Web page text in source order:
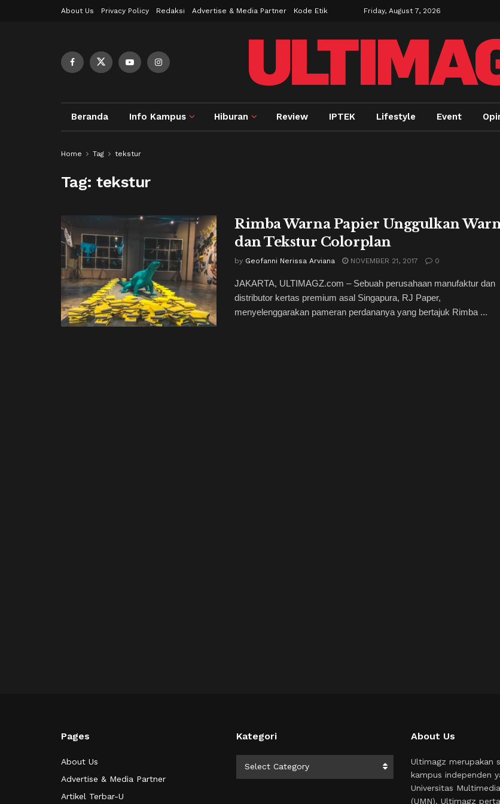
About Us Privacy Policy Redaksi Advertise & Media Partner Kode Etik Friday, August 7, 2026
Beranda Info Kampus Hiburan Review IPTEK Lifestyle Event
Home Tag tekstur
Tag:tekstur
Rimba Warna Papier Unggulkan
dan Tekstur Colorplan
by Geofanni Nerissa Arviana NOVEMBER 21, 2017 0
JAKARTA, ULTIMAGZ.com – Sebuah perusahaan manufaktur dan
distributor kertas premium asal Singapura, RJ Paper,
menyelenggarakan pameran perdananya yang bertajuk Rimba ...
Pages
About Us
Advertise & Media Partner
Artikel Terbar-U
Kategori
Select Category
About Us
Ultimagz merupakan
kampus independen
Universitas
(UMN). Ultimagz